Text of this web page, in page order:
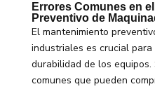
Errores Comunes en
Preventivo de
El mantenimiento
industriales es crucial
durabilidad de los
comunes que pueden